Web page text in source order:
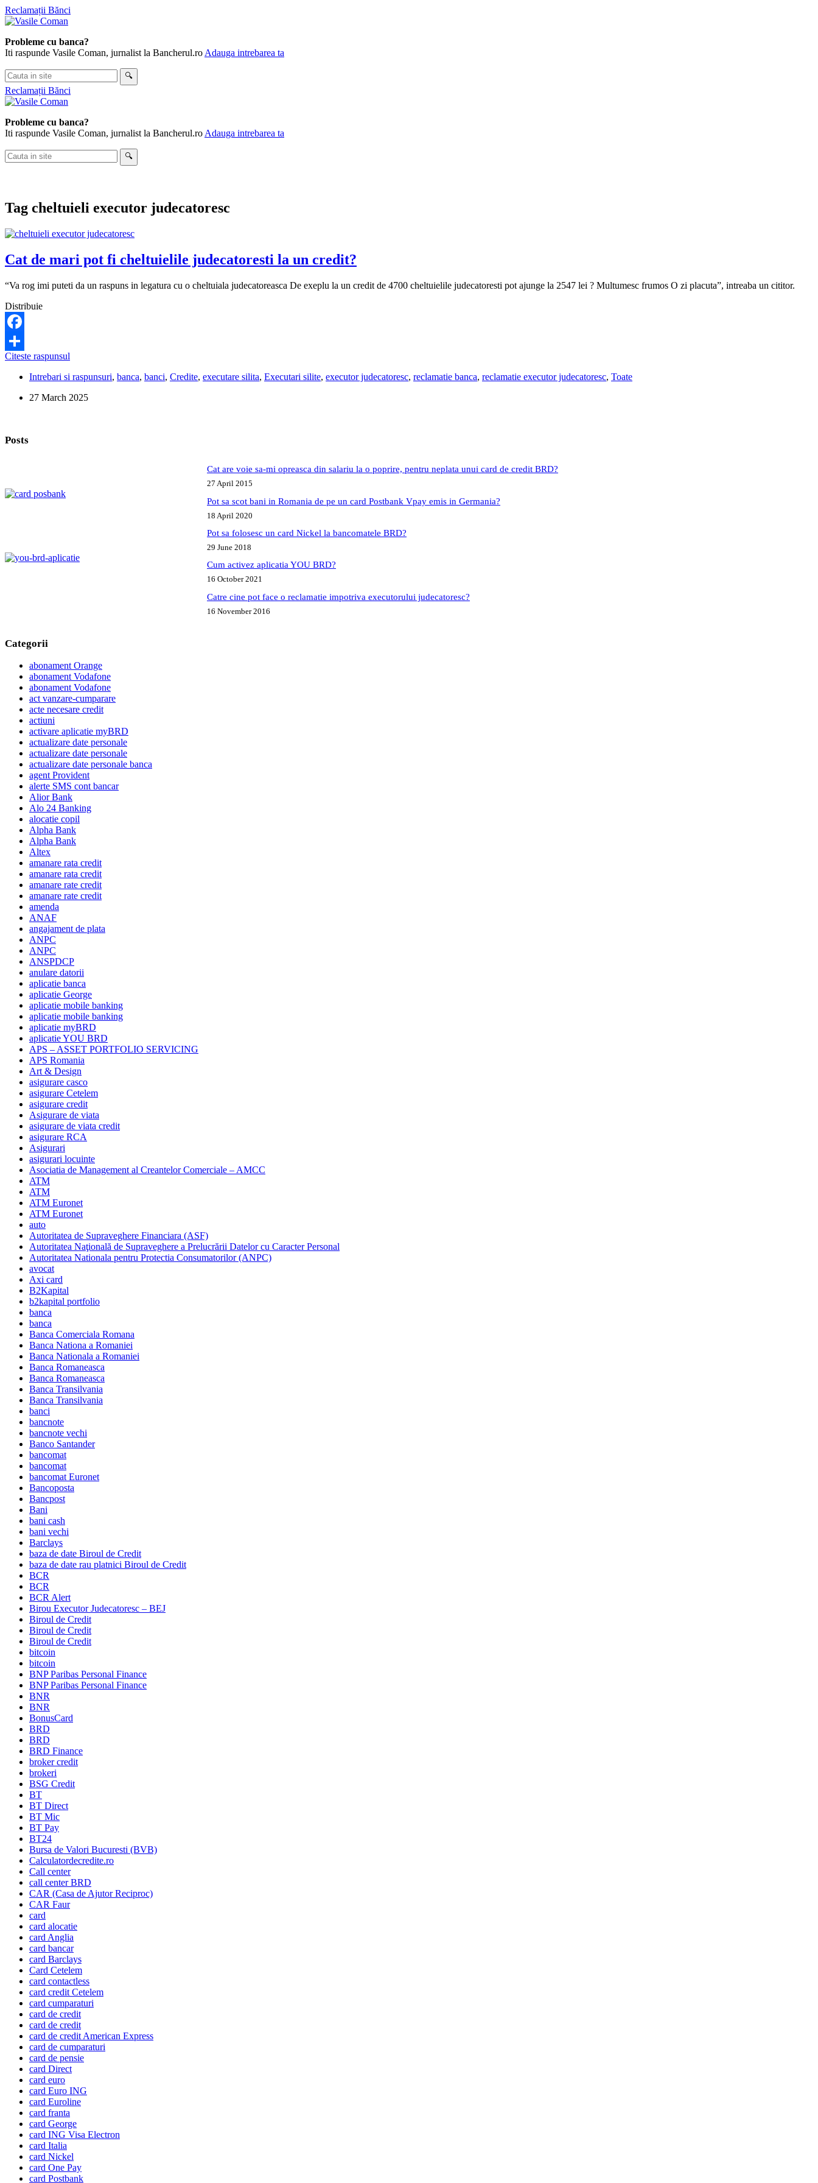
Skip
to
Reclamații Bănci
Probleme cu banca?
Iti raspunde Vasile Coman, jurnalist la Bancherul.ro Adauga intrebarea ta
Cauta
in
site
🔍
Reclamații Bănci
Probleme cu banca?
Iti raspunde Vasile Coman, jurnalist la Bancherul.ro Adauga intrebarea ta
Cauta
in
🔍
Tag cheltuieli executor judecatoresc
Cat de mari pot fi cheltuielile judecatoresti la un credit?
“Va rog imi puteti da un raspuns in legatura cu o cheltuiala judecatoreasca De exeplu la un credit de 4700 cheltuielile judecatoresti pot ajunge la 2547 lei ? Multumesc frumos O zi placuta”, intreaba un cititor.
Distribuie
Facebook
Share
Citeste raspunsul
mari
fi
Intrebari si raspunsuri, banca, banci, Credite, executare silita, Executari silite, executor judecatoresc, reclamatie banca, reclamatie executor judecatoresc, Toate
27 March 2025
Posts
Cat are voie sa-mi opreasca din salariu la o poprire, pentru neplata unui card de credit BRD?
27 April 2015
Pot sa scot bani in Romania de pe un card Postbank Vpay emis in Germania?
18 April 2020
Pot sa folosesc un card Nickel la bancomatele BRD?
29 June 2018
Cum activez aplicatia YOU BRD?
16 October 2021
Catre cine pot face o reclamatie impotriva executorului judecatoresc?
16 November 2016
Categorii
abonament Orange
abonament Vodafone
abonament Vodafone
act vanzare-cumparare
acte necesare credit
actiuni
activare aplicatie myBRD
actualizare date personale
actualizare date personale
actualizare date personale banca
agent Provident
alerte SMS cont bancar
Alior Bank
Alo 24 Banking
alocatie copil
Alpha Bank
Alpha Bank
Altex
amanare rata credit
amanare rata credit
amanare rate credit
amanare rate credit
amenda
ANAF
angajament de plata
ANPC
ANPC
ANSPDCP
anulare datorii
aplicatie banca
aplicatie George
aplicatie mobile banking
aplicatie mobile banking
aplicatie myBRD
aplicatie YOU BRD
APS – ASSET PORTFOLIO SERVICING
APS Romania
Art & Design
asigurare casco
asigurare Cetelem
asigurare credit
Asigurare de viata
asigurare de viata credit
asigurare RCA
Asigurari
asigurari locuinte
Asociatia de Management al Creantelor Comerciale – AMCC
ATM
ATM
ATM Euronet
ATM Euronet
auto
Autoritatea de Supraveghere Financiara (ASF)
Autoritatea Naţională de Supraveghere a Prelucrării Datelor cu Caracter Personal
Autoritatea Nationala pentru Protectia Consumatorilor (ANPC)
avocat
Axi card
B2Kapital
b2kapital portfolio
banca
banca
Banca Comerciala Romana
Banca Nationa a Romaniei
Banca Nationala a Romaniei
Banca Romaneasca
Banca Romaneasca
Banca Transilvania
Banca Transilvania
banci
bancnote
bancnote vechi
Banco Santander
bancomat
bancomat
bancomat Euronet
Bancoposta
Bancpost
Bani
bani cash
bani vechi
Barclays
baza de date Biroul de Credit
baza de date rau platnici Biroul de Credit
BCR
BCR
BCR Alert
Birou Executor Judecatoresc – BEJ
Biroul de Credit
Biroul de Credit
Biroul de Credit
bitcoin
bitcoin
BNP Paribas Personal Finance
BNP Paribas Personal Finance
BNR
BNR
BonusCard
BRD
BRD
BRD Finance
broker credit
brokeri
BSG Credit
BT
BT Direct
BT Mic
BT Pay
BT24
Bursa de Valori Bucuresti (BVB)
Calculatordecredite.ro
Call center
call center BRD
CAR (Casa de Ajutor Reciproc)
CAR Faur
card
card alocatie
card Anglia
card bancar
card Barclays
Card Cetelem
card contactless
card credit Cetelem
card cumparaturi
card de credit
card de credit
card de credit American Express
card de cumparaturi
card de pensie
card Direct
card euro
card Euro ING
card Euroline
card franta
card George
card ING Visa Electron
card Italia
card Nickel
card One Pay
card Postbank